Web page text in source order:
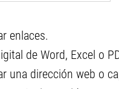
enlaces.
de Word, Excel o
una dirección web o